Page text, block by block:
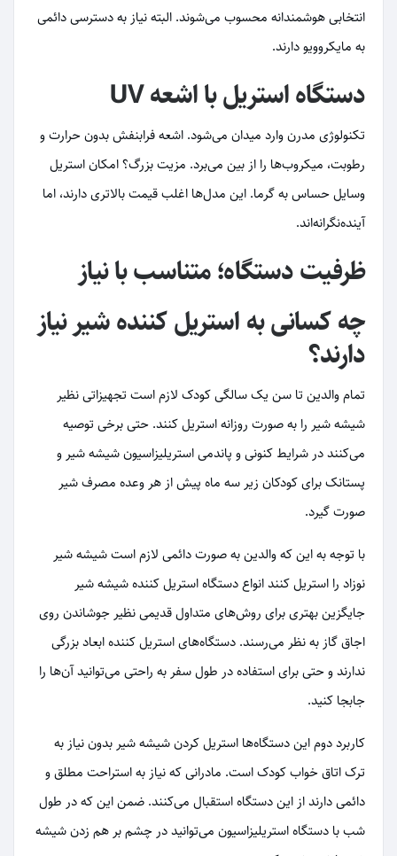
انتخابی هوشمندانه محسوب می‌شوند. البته نیاز به دسترسی دائمی
به مایکروویو دارند.
دستگاه استریل با اشعه UV
تکنولوژی مدرن وارد میدان می‌شود. اشعه فرابنفش بدون حرارت و
رطوبت، میکروب‌ها را از بین می‌برد. مزیت بزرگ؟ امکان استریل
وسایل حساس به گرما. این مدل‌ها اغلب قیمت بالاتری دارند، اما
آینده‌نگرانه‌اند.
ظرفیت دستگاه؛ متناسب با نیاز
چه کسانی به استریل کننده شیر نیاز
دارند؟
تمام والدین تا سن یک سالگی کودک لازم است تجهیزاتی نظیر
شیشه شیر را به صورت روزانه استریل کنند. حتی برخی توصیه
می‌کنند در شرایط کنونی و پاندمی استریلیزاسیون شیشه شیر و
پستانک برای کودکان زیر سه ماه پیش از هر وعده مصرف شیر
صورت گیرد.
با توجه به این که والدین به صورت دائمی لازم است شیشه شیر
نوزاد را استریل کنند انواع دستگاه استریل کننده شیشه شیر
جایگزین بهتری برای روش‌های متداول قدیمی نظیر جوشاندن روی
اجاق گاز به نظر می‌رسند. دستگاه‌های استریل کننده ابعاد بزرگی
ندارند و حتی برای استفاده در طول سفر به راحتی می‌توانید آن‌ها را
جابجا کنید.
کاربرد دوم این دستگاه‌ها استریل کردن شیشه شیر بدون نیاز به
ترک اتاق خواب کودک است. مادرانی که نیاز به استراحت مطلق و
دائمی دارند از این دستگاه استقبال می‌کنند. ضمن این که در طول
شب با دستگاه استریلیزاسیون می‌توانید در چشم بر هم زدن شیشه